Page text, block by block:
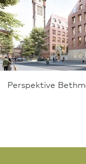
Perspektive